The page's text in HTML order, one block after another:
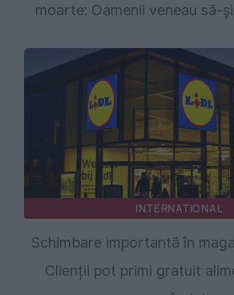
moarte: Oamenii veneau să-
INTERNATIONAL
Schimbare importantă în
Clienții pot primi gratuit